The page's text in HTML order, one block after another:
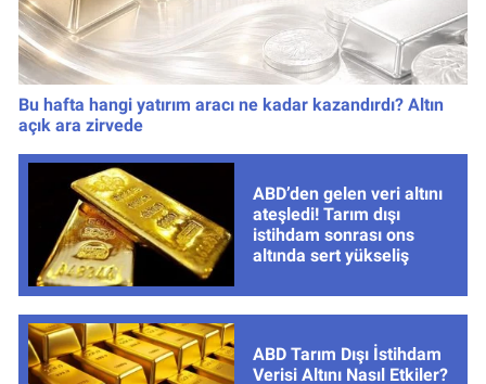
Bu hafta hangi yatırım aracı ne kadar kazandırdı? Altın
açık ara zirvede
ABD’den gelen veri altını
ateşledi! Tarım dışı
istihdam sonrası ons
altında sert yükseliş
ABD Tarım Dışı İstihdam
Verisi Altını Nasıl Etkiler?